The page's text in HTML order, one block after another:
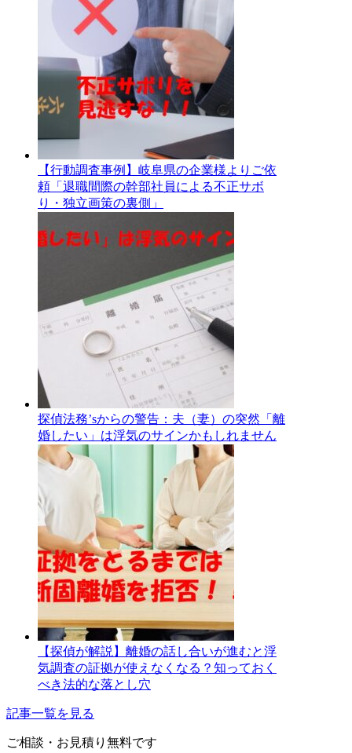
【行動調査事例】岐阜県の企業様よりご依
頼「退職間際の幹部社員による不正サボ
り・独立画策の裏側」
探偵法務’sからの警告：夫（妻）の突然「離
婚したい」は浮気のサインかもしれません
【探偵が解説】離婚の話し合いが進むと浮
気調査の証拠が使えなくなる？知っておく
べき法的な落とし穴
記事一覧を見る
ご相談・お見積り 無料です